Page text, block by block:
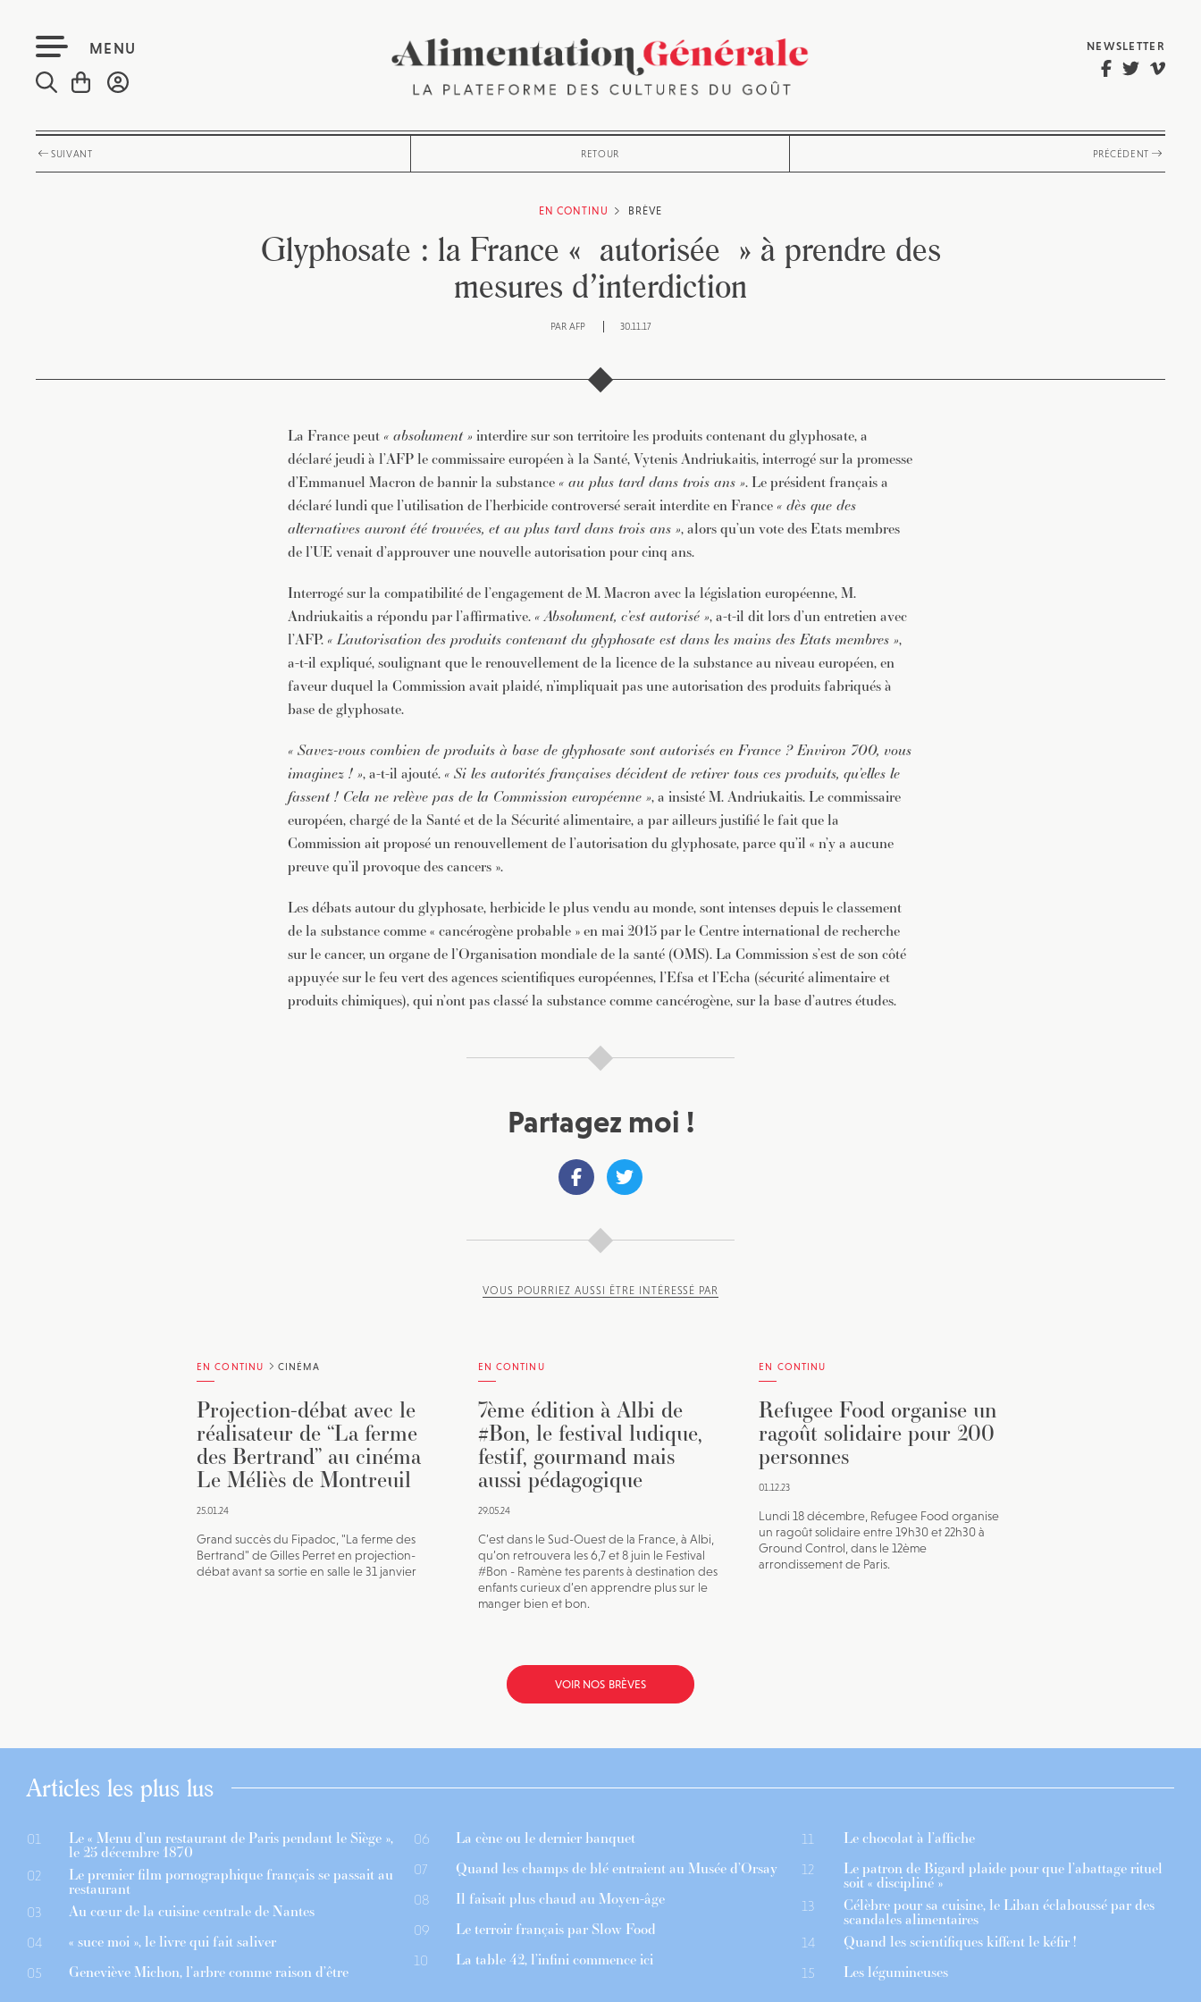
MENU NEWSLETTER
SUIVANT RETOUR PRÉCÉDENT
EN CONTINU BRÈVE
Glyphosate : la France « autorisée » à prendre des
mesures d’interdiction
PAR AFP 30.11.17
La France peut « absolument » interdire sur son territoire les produits contenant du glyphosate, a
déclaré jeudi à l’AFP le commissaire européen à la Santé, Vytenis Andriukaitis, interrogé sur la promesse
d’Emmanuel Macron de bannir la substance « au plus tard dans trois ans ». Le président français a
déclaré lundi que l’utilisation de l’herbicide controversé serait interdite en France « dès que des
alternatives auront été trouvées, et au plus tard dans trois ans », alors qu’un vote des Etats membres
de l’UE venait d’approuver une nouvelle autorisation pour cinq ans.
Interrogé sur la compatibilité de l’engagement de M. Macron avec la législation européenne, M.
Andriukaitis a répondu par l’affirmative. « Absolument, c’est autorisé », a-t-il dit lors d’un entretien avec
l’AFP. « L’autorisation des produits contenant du glyphosate est dans les mains des Etats membres »,
a-t-il expliqué, soulignant que le renouvellement de la licence de la substance au niveau européen, en
faveur duquel la Commission avait plaidé, n’impliquait pas une autorisation des produits fabriqués à
base de glyphosate.
« Savez-vous combien de produits à base de glyphosate sont autorisés en France ? Environ 700, vous
imaginez ! », a-t-il ajouté. « Si les autorités françaises décident de retirer tous ces produits, qu’elles le
fassent ! Cela ne relève pas de la Commission européenne », a insisté M. Andriukaitis. Le commissaire
européen, chargé de la Santé et de la Sécurité alimentaire, a par ailleurs justifié le fait que la
Commission ait proposé un renouvellement de l’autorisation du glyphosate, parce qu’il « n’y a aucune
preuve qu’il provoque des cancers ».
Les débats autour du glyphosate, herbicide le plus vendu au monde, sont intenses depuis le classement
de la substance comme « cancérogène probable » en mai 2015 par le Centre international de recherche
sur le cancer, un organe de l’Organisation mondiale de la santé (OMS). La Commission s’est de son côté
appuyée sur le feu vert des agences scientifiques européennes, l’Efsa et l’Echa (sécurité alimentaire et
produits chimiques), qui n’ont pas classé la substance comme cancérogène, sur la base d’autres études.
Partagez moi !
VOUS POURRIEZ AUSSI ÊTRE INTÉRESSÉ PAR
EN CONTINU CINÉMA
Projection-débat avec le
réalisateur de “La ferme
des Bertrand” au cinéma
Le Méliès de Montreuil
25.01.24
Grand succès du Fipadoc, "La ferme des
Bertrand" de Gilles Perret en projection-
débat avant sa sortie en salle le 31 janvier
EN CONTINU
7ème édition à Albi de
#Bon, le festival ludique,
festif, gourmand mais
aussi pédagogique
29.05.24
C’est dans le Sud-Ouest de la France, à Albi,
qu’on retrouvera les 6,7 et 8 juin le Festival
#Bon - Ramène tes parents à destination des
enfants curieux d’en apprendre plus sur le
manger bien et bon.
EN CONTINU
Refugee Food organise un
ragoût solidaire pour 200
personnes
01.12.23
Lundi 18 décembre, Refugee Food organise
un ragoût solidaire entre 19h30 et 22h30 à
Ground Control, dans le 12ème
arrondissement de Paris.
VOIR NOS BRÈVES
Articles les plus lus
01 Le « Menu d’un restaurant de Paris pendant le Siège »,
le 25 décembre 1870
02 Le premier film pornographique français se passait au
restaurant
03 Au cœur de la cuisine centrale de Nantes
04 « suce moi », le livre qui fait saliver
05 Geneviève Michon, l’arbre comme raison d’être
06 La cène ou le dernier banquet
07 Quand les champs de blé entraient au Musée d’Orsay
08 Il faisait plus chaud au Moyen-âge
09 Le terroir français par Slow Food
10 La table 42, l’infini commence ici
11 Le chocolat à l’affiche
12 Le patron de Bigard plaide pour que l’abattage rituel
soit « discipliné »
13 Célèbre pour sa cuisine, le Liban éclaboussé par des
scandales alimentaires
14 Quand les scientifiques kiffent le kéfir !
15 Les légumineuses